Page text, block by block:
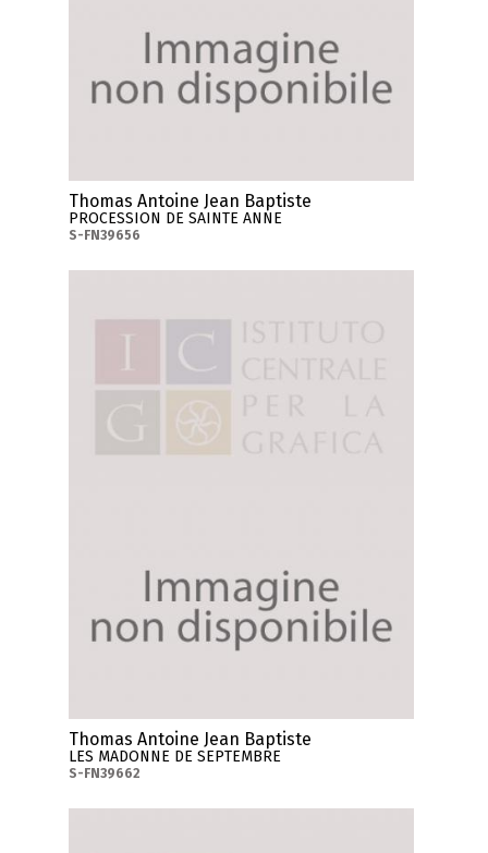
Thomas Antoine Jean Baptiste
PROCESSION DE SAINTE ANNE
S-FN39656
Thomas Antoine Jean Baptiste
LES MADONNE DE SEPTEMBRE
S-FN39662